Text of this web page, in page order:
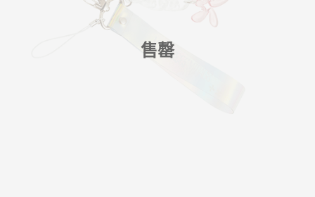
售罄